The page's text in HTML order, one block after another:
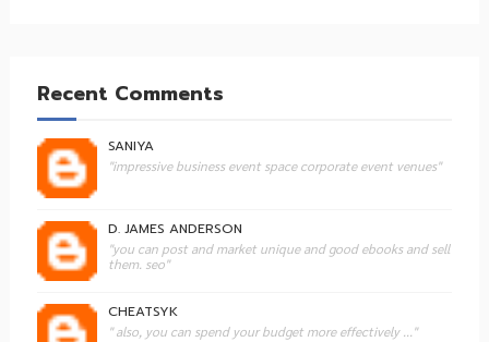
Recent Comments
SANIYA
"impressive business event space corporate event venues"
D. JAMES ANDERSON
"you can post and market unique and good ebooks and sell
them. seo"
CHEATSYK
" also, you can spend your budget more effectively ..."